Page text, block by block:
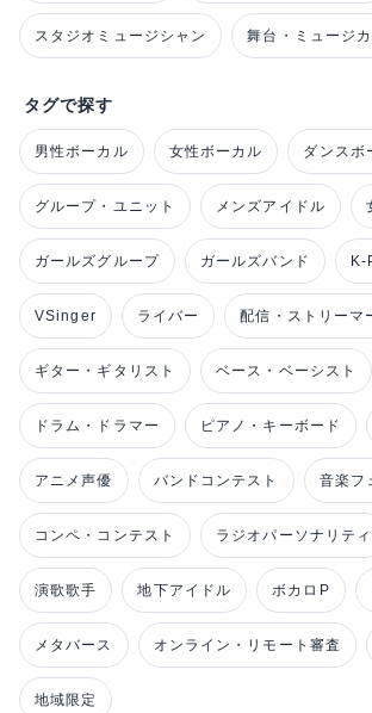
スタジオミュージシャン 舞台・ミュージ
タグで探す
男性ボーカル 女性ボーカル ダンスボ
グループ・ユニット メンズアイドル
ガールズグループ ガールズバンド K-
VSinger ライバー 配信・ストリーマ
ギター・ギタリスト ベース・ベーシスト
ドラム・ドラマー ピアノ・キーボード
アニメ声優 バンドコンテスト 音楽フ
コンペ・コンテスト ラジオパーソナリティ
演歌歌手 地下アイドル ボカロP
メタバース オンライン・リモート審査
地域限定